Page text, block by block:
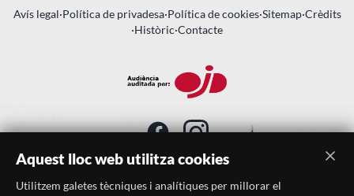
Avís legal·Política de privadesa·Política de cookies·Sitemap·Crèdits
·Històric·Contacte
SUBSCRIU-TE AL BUTLLETÍ
Aquest lloc web utilitza cookies
Utilitzem galetes tècniques i analítiques per millorar el